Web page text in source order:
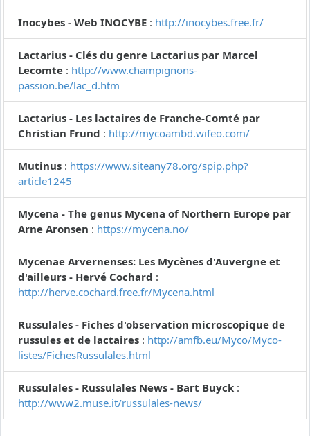
Inocybes - Web INOCYBE : http://inocybes.free.fr/
Lactarius - Clés du genre Lactarius par Marcel
Lecomte : http://www.champignons-
passion.be/lac_d.htm
Lactarius - Les lactaires de Franche-Comté par
Christian Frund : http://mycoambd.wifeo.com/
Mutinus : https://www.siteany78.org/spip.php?
article1245
Mycena - The genus Mycena of Northern Europe par
Arne Aronsen : https://mycena.no/
Mycenae Arvernenses: Les Mycènes d'Auvergne et
d'ailleurs - Hervé Cochard :
http://herve.cochard.free.fr/Mycena.html
Russulales - Fiches d'observation microscopique de
russules et de lactaires : http://amfb.eu/Myco/Myco-
listes/FichesRussulales.html
Russulales - Russulales News - Bart Buyck :
http://www2.muse.it/russulales-news/